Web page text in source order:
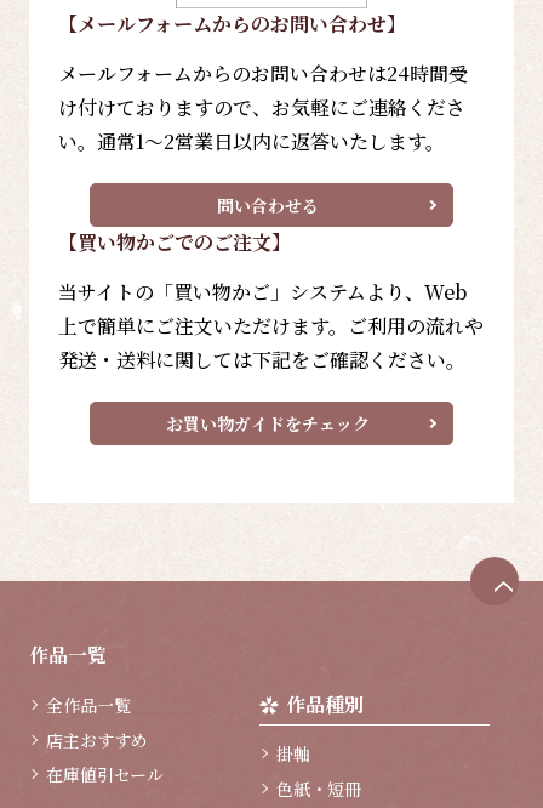
【メールフォームからのお問い合わせ】
メールフォームからのお問い合わせは24時間受
け付けておりますので、お気軽にご連絡くださ
い。通常1～2営業日以内に返答いたします。
問い合わせる
【買い物かごでのご注文】
当サイトの「買い物かご」システムより、Web
上で簡単にご注文いただけます。ご利用の流れや
発送・送料に関しては下記をご確認ください。
お買い物ガイドをチェック
作品一覧
全作品一覧
店主おすすめ
在庫値引セール
作品種別
掛軸
色紙・短冊
ペ